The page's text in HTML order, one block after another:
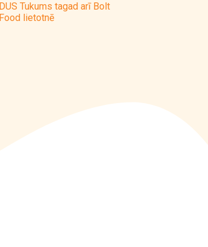
DUS Tukums tagad arī Bolt
Food lietotnē